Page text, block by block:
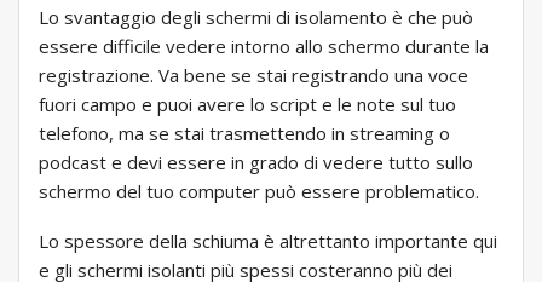
Lo svantaggio degli schermi di isolamento è che può
essere difficile vedere intorno allo schermo durante la
registrazione. Va bene se stai registrando una voce
fuori campo e puoi avere lo script e le note sul tuo
telefono, ma se stai trasmettendo in streaming o
podcast e devi essere in grado di vedere tutto sullo
schermo del tuo computer può essere problematico.
Lo spessore della schiuma è altrettanto importante qui
e gli schermi isolanti più spessi costeranno più dei